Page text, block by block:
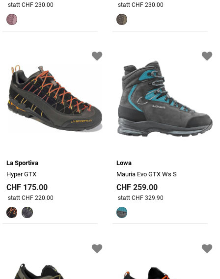
Preis reduziert von
statt CHF 230.00 Preis reduziert von
statt CHF 230.00
La Sportiva
Hyper GTX
CHF 175.00
Preis reduziert von
statt CHF 220.00
Lowa
Mauria Evo GTX Ws S
CHF 259.00
Preis reduziert von
statt CHF 329.90